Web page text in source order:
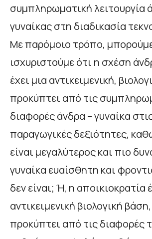
συμπληρωματική λειτουργία
γυναίκας στη διαδικασία
Με παρόμοιο τρόπο,
ισχυριστούμε ότι η σχέση
έχει μια αντικειμενική,
προκύπτει από τις
διαφορές άνδρα – γυναίκα
παραγωγικές δεξιότητες,
είναι μεγαλύτερος και πιο
γυναίκα ευαίσθητη και
δεν είναι; Ή, η αποικιοκρατία
αντικειμενική βιολογική
προκύπτει από τις διαφορές